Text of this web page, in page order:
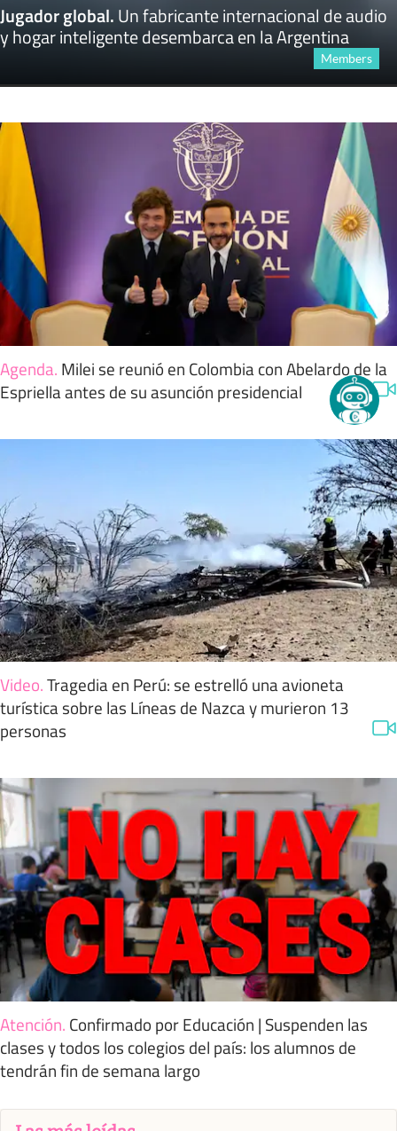
Jugador global.Un fabricante internacional de audio
y hogar inteligente desembarca en la Argentina
Members
Agenda. Milei se reunió en Colombia con Abelardo de la
Espriella antes de su asunción presidencial
Video.Tragedia en Perú: se estrelló una avioneta
turística sobre las Líneas de Nazca y murieron 13
personas
Atención. Confirmado por Educación | Suspenden las
clases y todos los colegios del país: los alumnos de
tendrán fin de semana largo